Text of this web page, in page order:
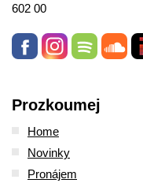
602 00
Prozkoumej
Home
Novinky
Pronájem